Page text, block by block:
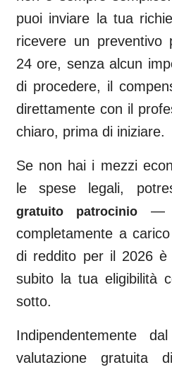
puoi inviare la tua
ricevere un preventivo
24 ore, senza alcun
di procedere, il
direttamente con il
chiaro, prima di iniziare.
Se non hai i mezzi
le spese legali,
gratuito patrocinio—
completamente a
di reddito per il 2026 è
subito la tua eligibilità
sotto.
Indipendentemente
valutazione gratuita